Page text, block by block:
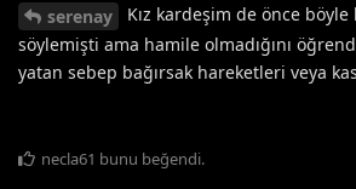
serenay
Kız kardeşim de önce
söylemişti ama hamile olmadığını
yatan sebep bağırsak hareketleri veya
necla61 bunu beğendi.